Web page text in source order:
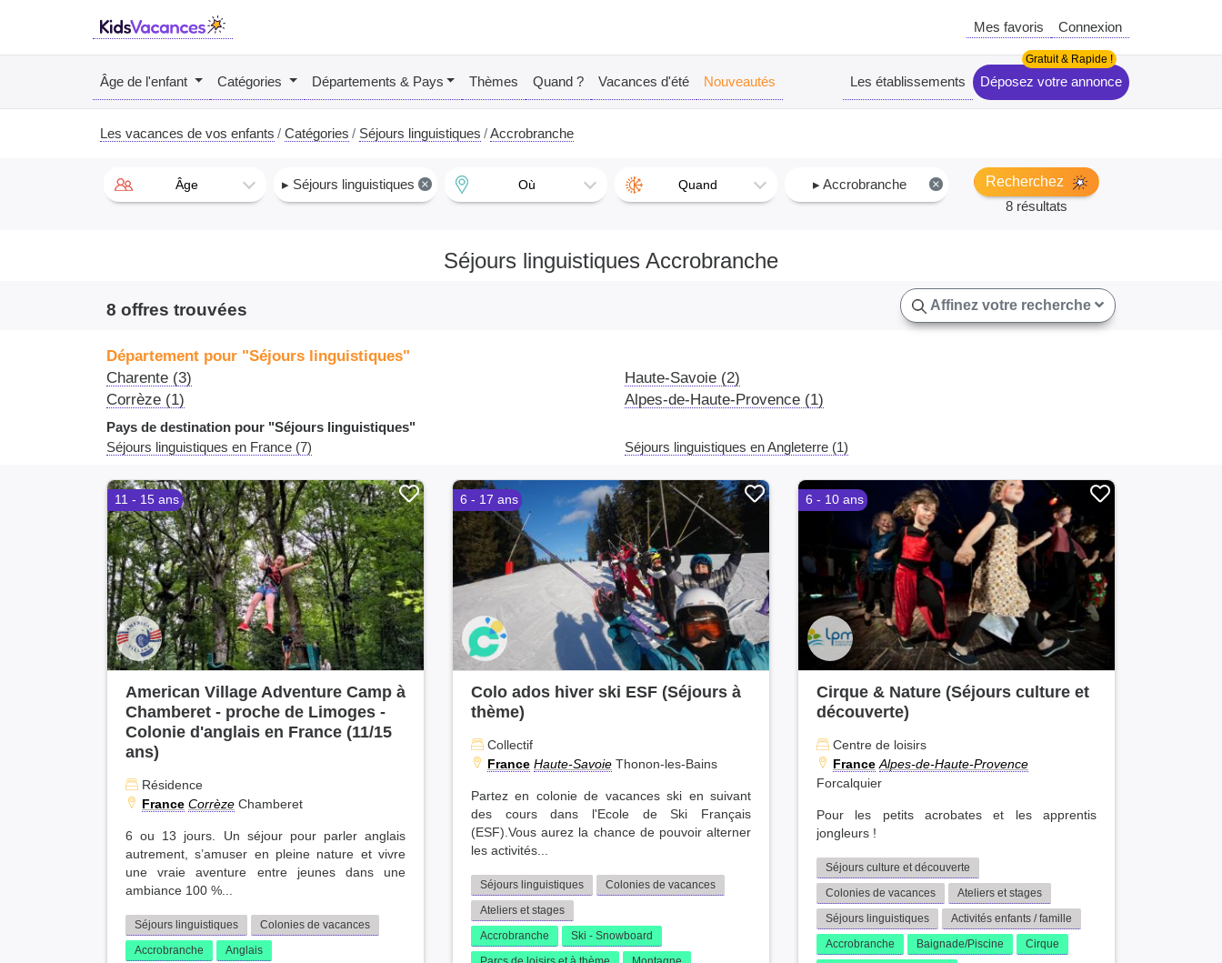
Mes favoris Connexion
Âge de l'enfant Catégories Départements & Pays Thèmes Quand ? Vacances d'été Nouveautés Les établissements Déposez votre annonce
Les vacances de vos enfants Catégories Séjours linguistiques Accrobranche
Âge ×
▸ Séjours linguistiques Où Quand ×
▸ Accrobranche
Recherchez
8 résultats
Séjours linguistiques Accrobranche
8 offres trouvées Affinez votre recherche
Département pour "Séjours linguistiques"
Charente (3)
Haute-Savoie (2)
Corrèze (1)
Alpes-de-Haute-Provence (1)
Pays de destination pour "Séjours linguistiques"
Séjours linguistiques en France (7)
Séjours linguistiques en Angleterre (1)
11 - 15 ans
American Village Adventure Camp à
Chamberet - proche de Limoges -
Colonie d'anglais en France (11/15
ans)
Résidence
France Corrèze Chamberet
6 ou 13 jours. Un séjour pour parler anglais
autrement, s’amuser en pleine nature et vivre
une vraie aventure entre jeunes dans une
ambiance 100 %...
Séjours linguistiques
Colonies de vacances
Accrobranche
Anglais
6 - 17 ans
Colo ados hiver ski ESF (Séjours à
thème)
Collectif
France Haute-Savoie Thonon-les-Bains
Partez en colonie de vacances ski en suivant
des cours dans l'Ecole de Ski Français
(ESF).Vous aurez la chance de pouvoir alterner
les activités...
Séjours linguistiques
Colonies de vacances
Ateliers et stages
Accrobranche
Ski - Snowboard
6 - 10 ans
Cirque & Nature (Séjours culture et
découverte)
Centre de loisirs
France Alpes-de-Haute-Provence
Forcalquier
Pour les petits acrobates et les apprentis
jongleurs !
Séjours culture et découverte
Colonies de vacances
Ateliers et stages
Séjours linguistiques
Activités enfants / famille
Accrobranche
Baignade/Piscine
Cirque